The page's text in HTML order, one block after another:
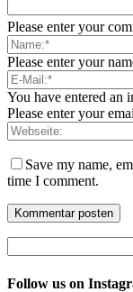
Please enter your
Please enter your
You have entered an
Please enter your
Save my name,
time I comment.
Follow us on